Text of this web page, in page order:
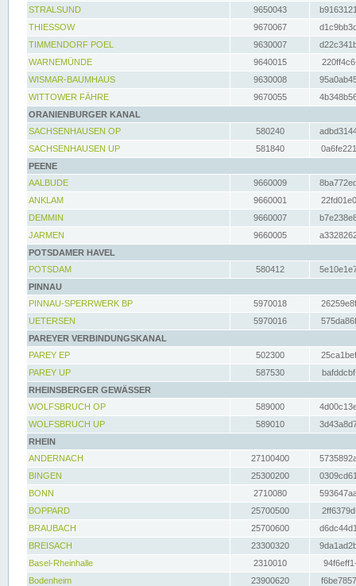
STRALSUND
9650043
THIESSOW
9670067
TIMMENDORF POEL
9630007
WARNEMÜNDE
9640015
WISMAR-BAUMHAUS
9630008
WITTOWER FÄHRE
9670055
ORANIENBURGER KANAL
SACHSENHAUSEN OP
580240
SACHSENHAUSEN UP
581840
PEENE
AALBUDE
9660009
ANKLAM
9660001
DEMMIN
9660007
JARMEN
9660005
POTSDAMER HAVEL
POTSDAM
580412
PINNAU
PINNAU-SPERRWERK BP
5970018
UETERSEN
5970016
PAREYER VERBINDUNGSKANAL
PAREY EP
502300
PAREY UP
587530
RHEINSBERGER GEWÄSSER
WOLFSBRUCH OP
589000
WOLFSBRUCH UP
589010
RHEIN
ANDERNACH
27100400
BINGEN
25300200
BONN
2710080
BOPPARD
25700500
BRAUBACH
25700600
BREISACH
23300320
Basel-Rheinhalle
2310010
Bodenheim
23900620